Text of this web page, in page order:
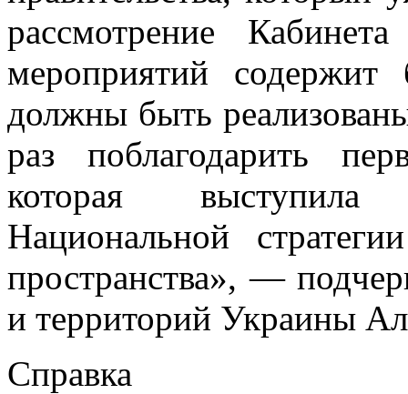
рассмотрение
мероприятий
должны быть
раз поблагодарить
которая выступила
Национальной
пространства», —
и территорий Украины
Справка